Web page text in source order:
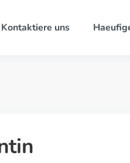
Kontaktiere uns